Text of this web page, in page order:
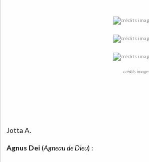
crédits
Jotta A.
Agnus Dei (Agneau de Dieu) :